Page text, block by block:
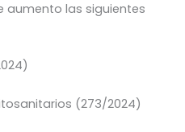
aumento las siguientes
(273/2024)